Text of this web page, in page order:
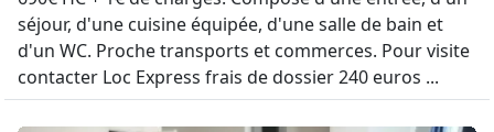
séjour, d'une cuisine équipée, d'une salle de bain et
d'un WC. Proche transports et commerces. Pour visite
contacter Loc Express frais de dossier 240 euros ...